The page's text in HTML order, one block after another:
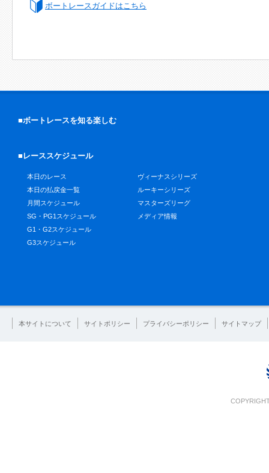
ボートレースガイドはこちら
■ボートレースを知る楽しむ
■レーススケジュール
本日のレース
本日の払戻金一覧
月間スケジュール
SG・PG1スケジュール
G1・G2スケジュール
G3スケジュール
ヴィーナスシリーズ
ルーキーシリーズ
マスターズリーグ
メディア情報
本サイトについて サイトポリシー プライバシーポリシー サイトマップ